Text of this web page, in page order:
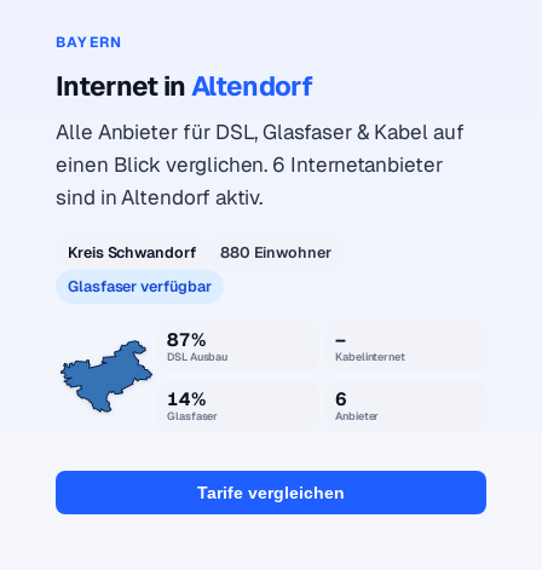
BAYERN
Internet inAltendorf
Alle Anbieter für DSL, Glasfaser & Kabel auf
einen Blick verglichen. 6 Internetanbieter
sind in Altendorf aktiv.
Kreis Schwandorf
880 Einwohner
Glasfaser verfügbar
87%
DSL Ausbau
–
Kabelinternet
14%
Glasfaser
6
Anbieter
Tarife vergleichen